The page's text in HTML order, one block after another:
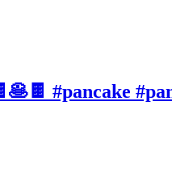
#pancake